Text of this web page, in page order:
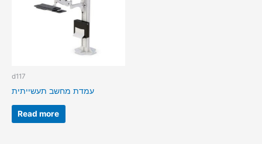
d117
עמדת מחשב תעשייתית
Read more